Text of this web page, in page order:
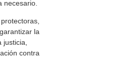
necesario.
la
contra